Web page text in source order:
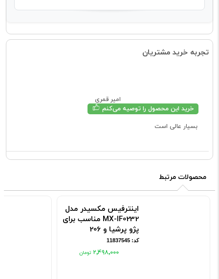
تجربه خرید مشتریان
امیر قمری
خرید این محصول را توصیه می‌کنم
بسیار عالی است
محصولات مرتبط
اینترفیس مکسیدر مدل
MX-IF0232 مناسب برای
پژو پرشیا و 206
کد: 11837545
۲٬۴۹۸٬۰۰۰